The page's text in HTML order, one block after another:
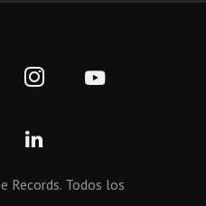
Todos los